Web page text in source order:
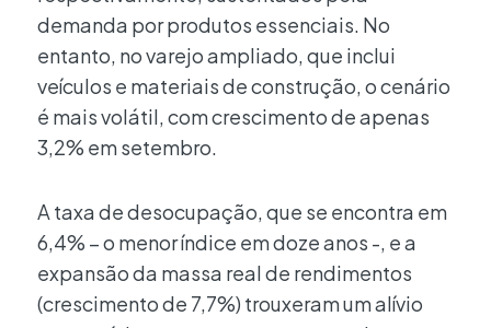
demanda por produtos essenciais. No
entanto, no varejo ampliado, que inclui
veículos e materiais de construção, o cenário
é mais volátil, com crescimento de apenas
3,2% em setembro.
A taxa de desocupação, que se encontra em
6,4% – o menor índice em doze anos -, e a
expansão da massa real de rendimentos
(crescimento de 7,7%) trouxeram um alívio